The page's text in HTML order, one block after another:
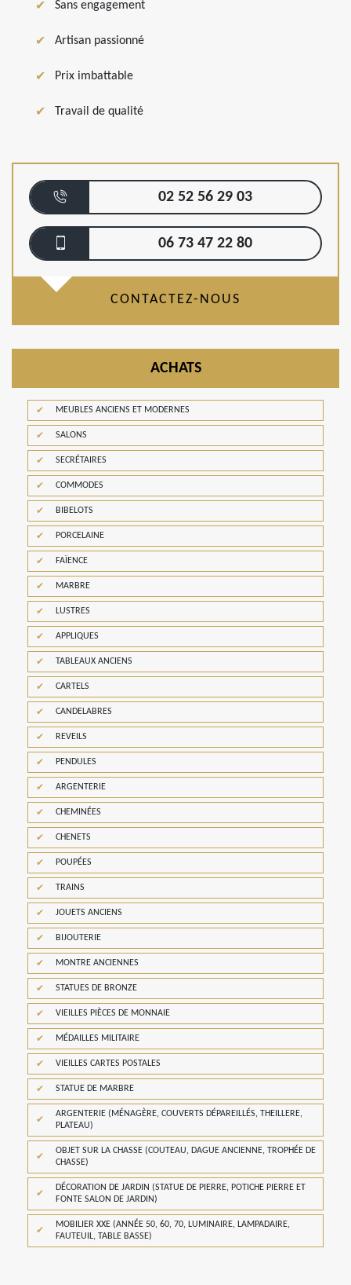
Sans engagement
Artisan passionné
Prix imbattable
Travail de qualité
02 52 56 29 03
06 73 47 22 80
CONTACTEZ-NOUS
ACHATS
MEUBLES ANCIENS ET MODERNES
SALONS
SECRÉTAIRES
COMMODES
BIBELOTS
PORCELAINE
FAÏENCE
MARBRE
LUSTRES
APPLIQUES
TABLEAUX ANCIENS
CARTELS
CANDELABRES
REVEILS
PENDULES
ARGENTERIE
CHEMINÉES
CHENETS
POUPÉES
TRAINS
JOUETS ANCIENS
BIJOUTERIE
MONTRE ANCIENNES
STATUES DE BRONZE
VIEILLES PIÈCES DE MONNAIE
MÉDAILLES MILITAIRE
VIEILLES CARTES POSTALES
STATUE DE MARBRE
ARGENTERIE (MÉNAGÈRE, COUVERTS DÉPAREILLÉS, THEILLERE,
PLATEAU)
OBJET SUR LA CHASSE (COUTEAU, DAGUE ANCIENNE, TROPHÉE DE
CHASSE)
DÉCORATION DE JARDIN (STATUE DE PIERRE, POTICHE PIERRE ET
FONTE SALON DE JARDIN)
MOBILIER XXE (ANNÉE 50, 60, 70, LUMINAIRE, LAMPADAIRE,
FAUTEUIL, TABLE BASSE)